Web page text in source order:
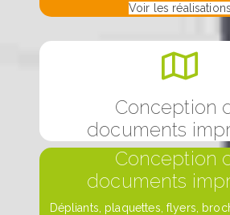
Voir les réalisations
Conception
documents
Conception
documents
Dépliants, plaquettes, flyers,